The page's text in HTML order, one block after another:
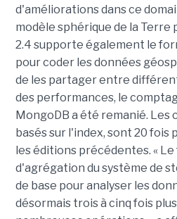
d'améliorations dans ce
modèle sphérique de la Terre
2.4 supporte également le
pour coder les données
de les partager entre
des performances, le
MongoDB a été remanié. Les
basés sur l'index, sont 20 fois
les éditions précédentes. «
d'agrégation du système de
de base pour analyser les
désormais trois à cinq fois